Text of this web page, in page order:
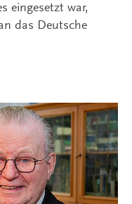
eingesetzt war,
das Deutsche